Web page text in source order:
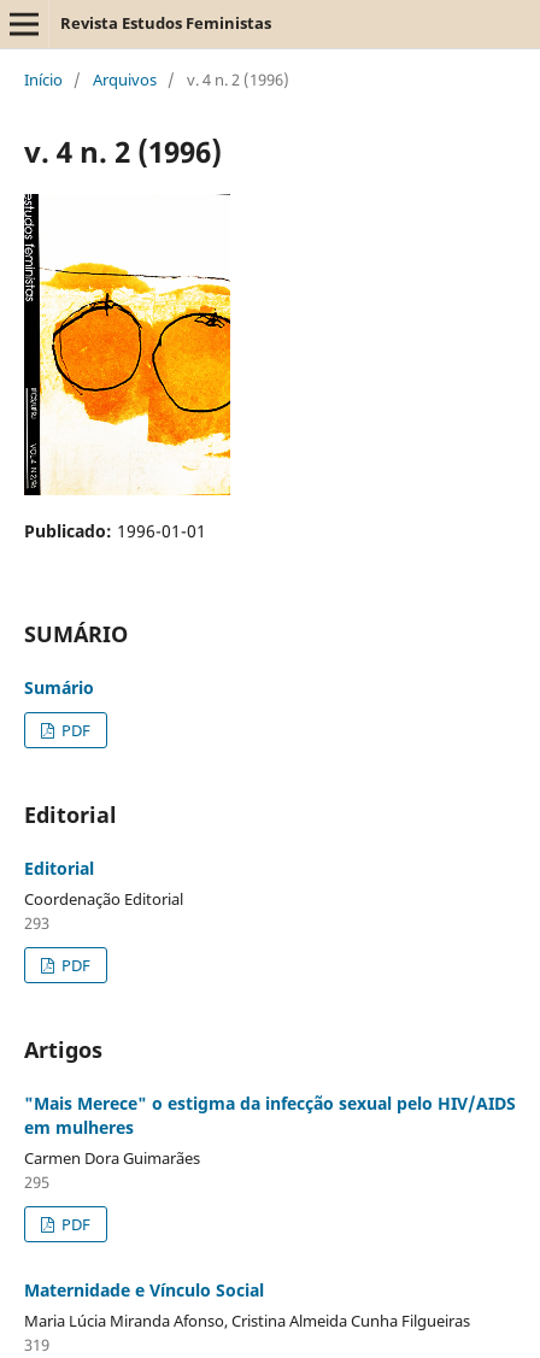
Revista Estudos Feministas
Início / Arquivos / v. 4 n. 2 (1996)
v. 4 n. 2 (1996)
Publicado: 1996-01-01
SUMÁRIO
Sumário
PDF
Editorial
Editorial
Coordenação Editorial
293
PDF
Artigos
"Mais Merece" o estigma da infecção sexual pelo HIV/AIDS
em mulheres
Carmen Dora Guimarães
295
PDF
Maternidade e Vínculo Social
Maria Lúcia Miranda Afonso, Cristina Almeida Cunha Filgueiras
319